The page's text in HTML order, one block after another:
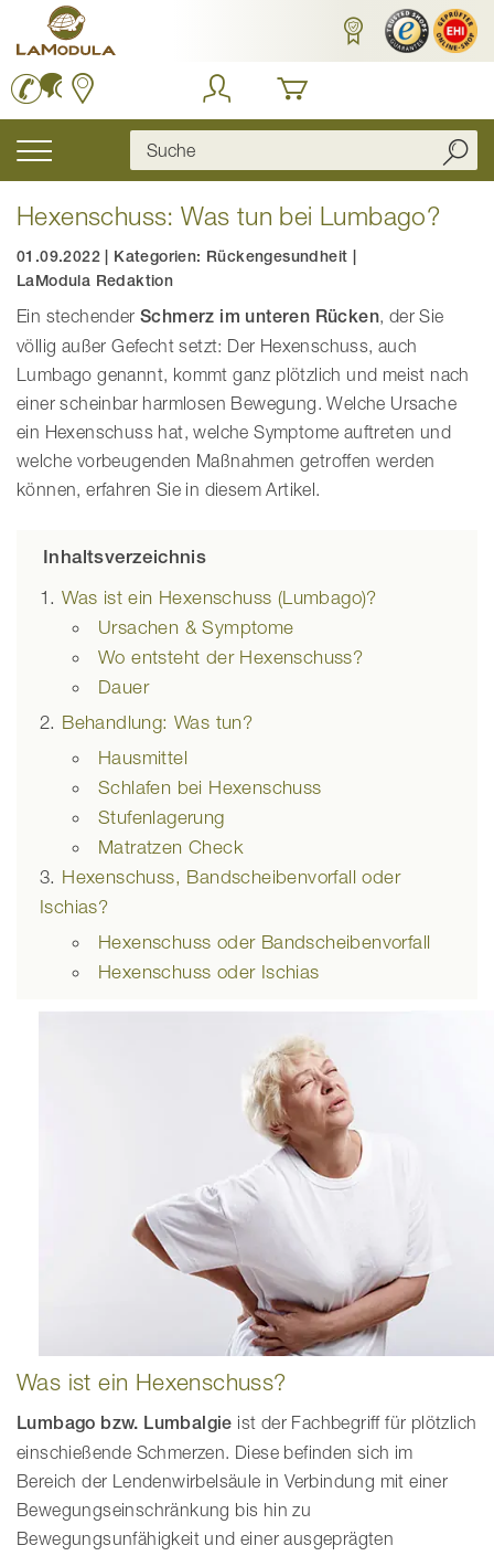
Inhalt
springen
Navigation
Hexenschuss: Was tun bei Lumbago?
01.09.2022 Kategorien: Rückengesundheit
LaModula Redaktion
Ein stechender Schmerz im unteren Rücken, der Sie
völlig außer Gefecht setzt: Der Hexenschuss, auch
Lumbago genannt, kommt ganz plötzlich und meist nach
einer scheinbar harmlosen Bewegung. Welche Ursache
ein Hexenschuss hat, welche Symptome auftreten und
welche vorbeugenden Maßnahmen getroffen werden
können, erfahren Sie in diesem Artikel.
Inhaltsverzeichnis
Was ist ein Hexenschuss (Lumbago)?
Ursachen & Symptome
Wo entsteht der Hexenschuss?
Dauer
Behandlung: Was tun?
Hausmittel
Schlafen bei Hexenschuss
Stufenlagerung
Matratzen Check
Hexenschuss, Bandscheibenvorfall oder
Ischias?
Hexenschuss oder Bandscheibenvorfall
Hexenschuss oder Ischias
Was ist ein Hexenschuss?
Lumbago bzw. Lumbalgie ist der Fachbegriff für plötzlich
einschießende Schmerzen. Diese befinden sich im
Bereich der Lendenwirbelsäule in Verbindung mit einer
Bewegungseinschränkung bis hin zu
Bewegungsunfähigkeit und einer ausgeprägten